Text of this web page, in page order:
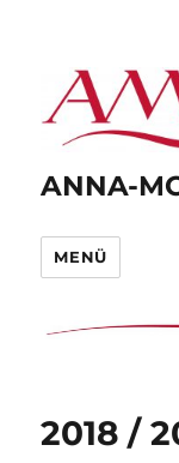
ANNA-
MENÜ
2018 /